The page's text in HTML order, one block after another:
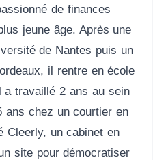
de finances
jeune âge. Après une
de Nantes puis un
il rentre en école
a travaillé 2 ans au sein
ans chez un courtier en
Cleerly, un cabinet en
site pour démocratiser